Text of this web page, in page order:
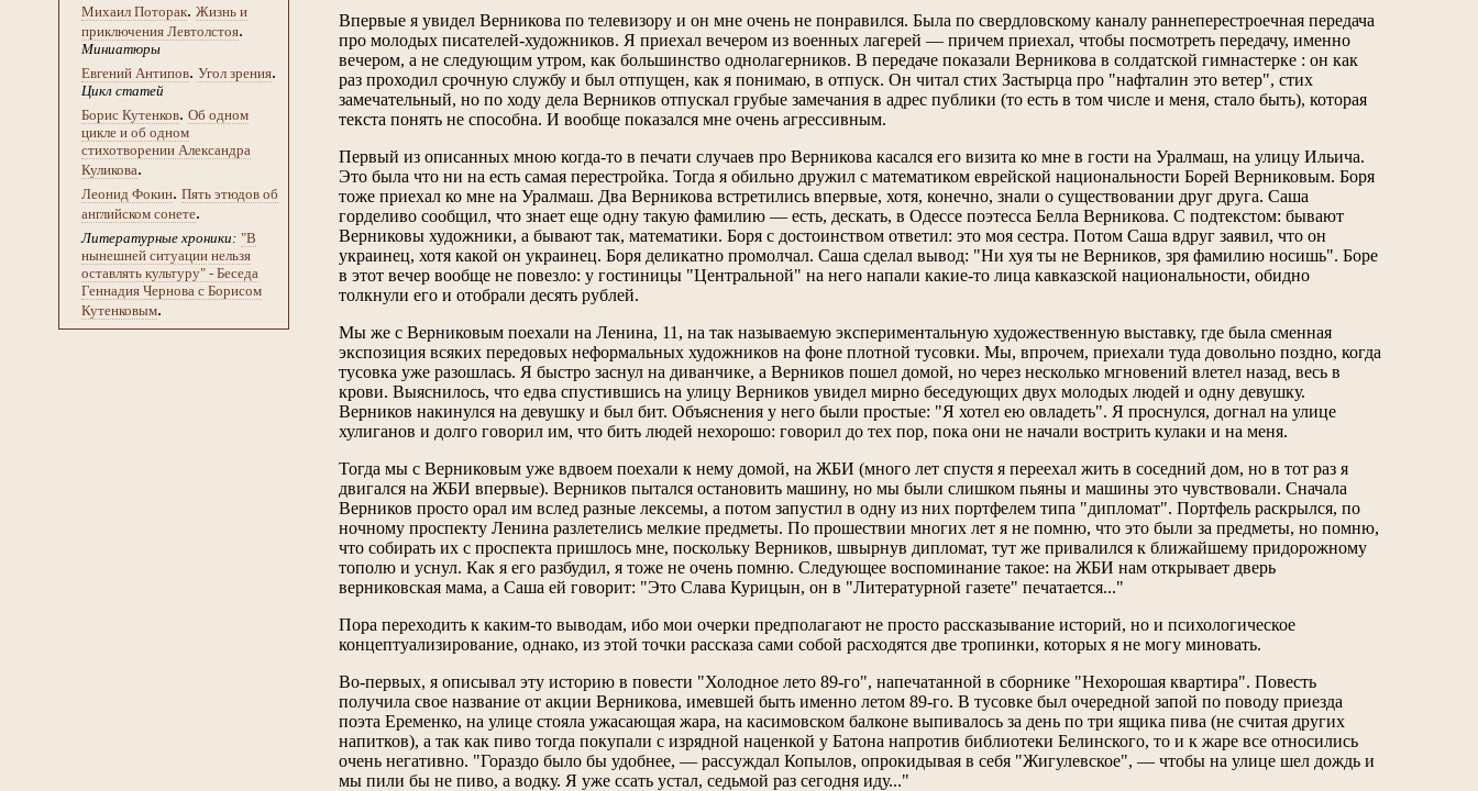
Михаил Поторак. Жизнь и
приключения Левтолстоя.
Миниатюры
Евгений Антипов. Угол зрения.
Цикл статей
Борис Кутенков. Об одном
цикле и об одном
стихотворении Александра
Куликова.
Леонид Фокин. Пять этюдов об
английском сонете.
Литературные хроники: "В
нынешней ситуации нельзя
оставлять культуру" - Беседа
Геннадия Чернова с Борисом
Кутенковым.
Впервые я увидел Верникова по телевизору и он мне очень не понравился. Была по свердловскому каналу раннеперестроечная передача
про молодых писателей-художников. Я приехал вечером из военных лагерей — причем приехал, чтобы посмотреть передачу, именно
вечером, а не следующим утром, как большинство однолагерников. В передаче показали Верникова в солдатской гимнастерке : он как
раз проходил срочную службу и был отпущен, как я понимаю, в отпуск. Он читал стих Застырца про "нафталин это ветер", стих
замечательный, но по ходу дела Верников отпускал грубые замечания в адрес публики (то есть в том числе и меня, стало быть), которая
текста понять не способна. И вообще показался мне очень агрессивным.
Первый из описанных мною когда-то в печати случаев про Верникова касался его визита ко мне в гости на Уралмаш, на улицу Ильича.
Это была что ни на есть самая перестройка. Тогда я обильно дружил с математиком еврейской национальности Борей Верниковым. Боря
тоже приехал ко мне на Уралмаш. Два Верникова встретились впервые, хотя, конечно, знали о существовании друг друга. Саша
горделиво сообщил, что знает еще одну такую фамилию — есть, дескать, в Одессе поэтесса Белла Верникова. С подтекстом: бывают
Верниковы художники, а бывают так, математики. Боря с достоинством ответил: это моя сестра. Потом Саша вдруг заявил, что он
украинец, хотя какой он украинец. Боря деликатно промолчал. Саша сделал вывод: "Ни хуя ты не Верников, зря фамилию носишь". Боре
в этот вечер вообще не повезло: у гостиницы "Центральной" на него напали какие-то лица кавказской национальности, обидно
толкнули его и отобрали десять рублей.
Мы же с Верниковым поехали на Ленина, 11, на так называемую экспериментальную художественную выставку, где была сменная
экспозиция всяких передовых неформальных художников на фоне плотной тусовки. Мы, впрочем, приехали туда довольно поздно, когда
тусовка уже разошлась. Я быстро заснул на диванчике, а Верников пошел домой, но через несколько мгновений влетел назад, весь в
крови. Выяснилось, что едва спустившись на улицу Верников увидел мирно беседующих двух молодых людей и одну девушку.
Верников накинулся на девушку и был бит. Объяснения у него были простые: "Я хотел ею овладеть". Я проснулся, догнал на улице
хулиганов и долго говорил им, что бить людей нехорошо: говорил до тех пор, пока они не начали вострить кулаки и на меня.
Тогда мы с Верниковым уже вдвоем поехали к нему домой, на ЖБИ (много лет спустя я переехал жить в соседний дом, но в тот раз я
двигался на ЖБИ впервые). Верников пытался остановить машину, но мы были слишком пьяны и машины это чувствовали. Сначала
Верников просто орал им вслед разные лексемы, а потом запустил в одну из них портфелем типа "дипломат". Портфель раскрылся, по
ночному проспекту Ленина разлетелись мелкие предметы. По прошествии многих лет я не помню, что это были за предметы, но помню,
что собирать их с проспекта пришлось мне, поскольку Верников, швырнув дипломат, тут же привалился к ближайшему придорожному
тополю и уснул. Как я его разбудил, я тоже не очень помню. Следующее воспоминание такое: на ЖБИ нам открывает дверь
верниковская мама, а Саша ей говорит: "Это Слава Курицын, он в "Литературной газете" печатается..."
Пора переходить к каким-то выводам, ибо мои очерки предполагают не просто рассказывание историй, но и психологическое
концептуализирование, однако, из этой точки рассказа сами собой расходятся две тропинки, которых я не могу миновать.
Во-первых, я описывал эту историю в повести "Холодное лето 89-го", напечатанной в сборнике "Нехорошая квартира". Повесть
получила свое название от акции Верникова, имевшей быть именно летом 89-го. В тусовке был очередной запой по поводу приезда
поэта Еременко, на улице стояла ужасающая жара, на касимовском балконе выпивалось за день по три ящика пива (не считая других
напитков), а так как пиво тогда покупали с изрядной наценкой у Батона напротив библиотеки Белинского, то и к жаре все относились
очень негативно. "Гораздо было бы удобнее, — рассуждал Копылов, опрокидывая в себя "Жигулевское", — чтобы на улице шел дождь и
мы пили бы не пиво, а водку. Я уже ссать устал, седьмой раз сегодня иду..."